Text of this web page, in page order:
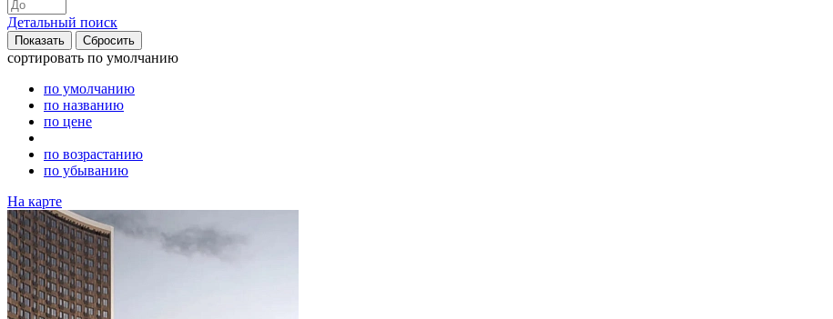
Детальный поиск
сортировать по умолчанию
по умолчанию
по названию
по цене
по возрастанию
по убыванию
На карте